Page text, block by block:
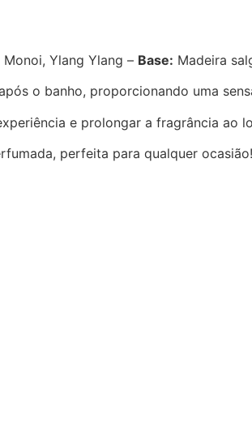
Monoi, Ylang Ylang – Base: Madeira
o banho, proporcionando uma
e prolongar a fragrância ao
perfeita para qualquer ocasião!